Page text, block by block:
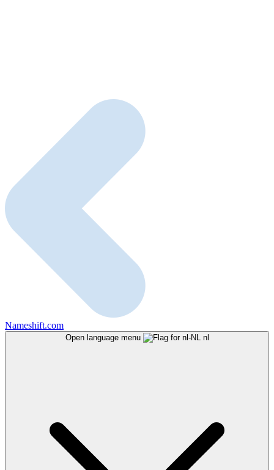
Nameshift.com
Open language menu nl